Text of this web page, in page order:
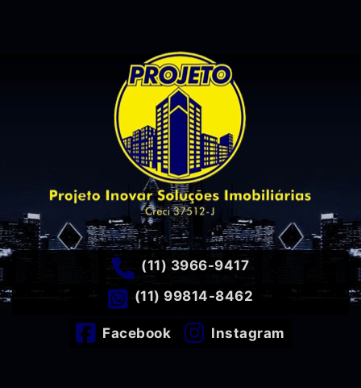
(11) 3966-9417
(11) 99814-8462
Facebook Instagram